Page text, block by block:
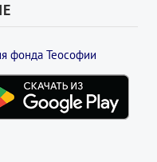
фонда Теософии